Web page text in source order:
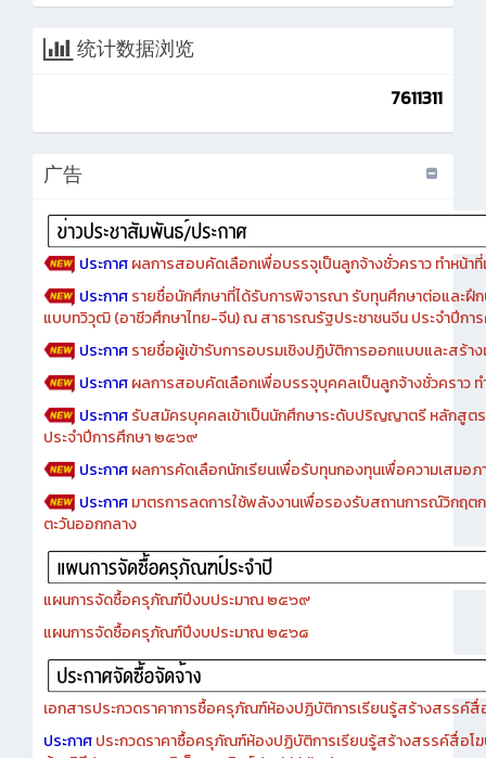
7611311
ประกาศผลการสอบคัดเลือกเพื่อบรรจุเป็นลูกจ้างชั่วคราว ทำหน้าที่
ประกาศ รายชื่อนักศึกษาที่ได้รับการพิจารณา รับทุนศึกษาต่อและฝึ
แบบทวิวุฒิ (อาชีวศึกษาไทย-จีน) ณ สาธารณรัฐประชาชนจีน ประจำปีก
ประกาศรายชื่อผู้เข้ารับการอบรมเชิงปฏิบัติการออกแบบและสร้า
ประกาศผลการสอบคัดเลือกเพื่อบรรจุบุคคลเป็นลูกจ้างชั่วคราว ท
ประกาศรับสมัครบุคคลเข้าเป็นนักศึกษาระดับปริญญาตรี หลักสูต
ประจำปีการศึกษา ๒๕๖๙
ประกาศผลการคัดเลือกนักเรียนเพื่อรับทุนกองทุนเพื่อความเสมอ
ประกาศมาตรการลดการใช้พลังงานเพื่อรองรับสถานการณ์วิกฤ
ตะวันออกกลาง
แผนการจัดซื้อครุภัณฑ์ปีงบประมาณ ๒๕๖๙
แผนการจัดซื้อครุภัณฑ์ปีงบประมาณ ๒๕๖๘
เอกสารประกวดราคาการซื้อครุภัณฑ์ห้องปฏิบัติการเรียนรู้สร้างสรรค์